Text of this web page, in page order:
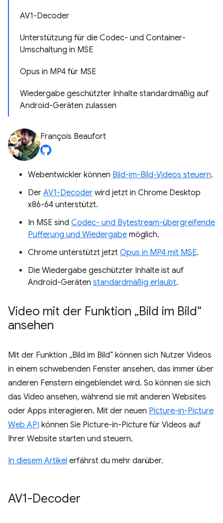
AV1-Decoder
Unterstützung für die Codec- und Container-
Umschaltung in MSE
Opus in MP4 für MSE
Wiedergabe geschützter Inhalte standardmäßig auf
Android-Geräten zulassen
François Beaufort
Webentwickler können Bild-im-Bild-Videos steuern.
Der AV1-Decoder wird jetzt in Chrome Desktop
x86-64 unterstützt.
In MSE sind Codec- und Bytestream-übergreifende
Pufferung und Wiedergabe möglich.
Chrome unterstützt jetzt Opus in MP4 mit MSE.
Die Wiedergabe geschützter Inhalte ist auf
Android-Geräten standardmäßig erlaubt.
Video mit der Funktion „Bild im Bild“
ansehen
Mit der Funktion „Bild im Bild“ können sich Nutzer Videos
in einem schwebenden Fenster ansehen, das immer über
anderen Fenstern eingeblendet wird. So können sie sich
das Video ansehen, während sie mit anderen Websites
oder Apps interagieren. Mit der neuen Picture-in-Picture
Web API können Sie Picture-in-Picture für Videos auf
Ihrer Website starten und steuern.
In diesem Artikel erfährst du mehr darüber.
AV1-Decoder